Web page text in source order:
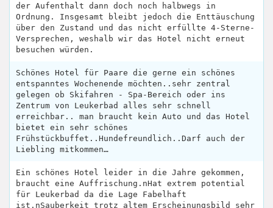
der Aufenthalt dann doch noch halbwegs in
Ordnung. Insgesamt bleibt jedoch die Enttäuschung
über den Zustand und das nicht erfüllte 4-Sterne-
Versprechen, weshalb wir das Hotel nicht erneut
besuchen würden.
Schönes Hotel für Paare die gerne ein schönes
entspanntes Wochenende möchten..sehr zentral
gelegen ob Skifahren - Spa-Bereich oder ins
Zentrum von Leukerbad alles sehr schnell
erreichbar.. man braucht kein Auto und das Hotel
bietet ein sehr schönes
Frühstückbuffet..Hundefreundlich..Darf auch der
Liebling mitkommen…
Ein schönes Hotel leider in die Jahre gekommen,
braucht eine Auffrischung.nHat extrem potential
für Leukerbad da die Lage Fabelhaft
ist.nSauberkeit trotz altem Erscheinungsbild sehr